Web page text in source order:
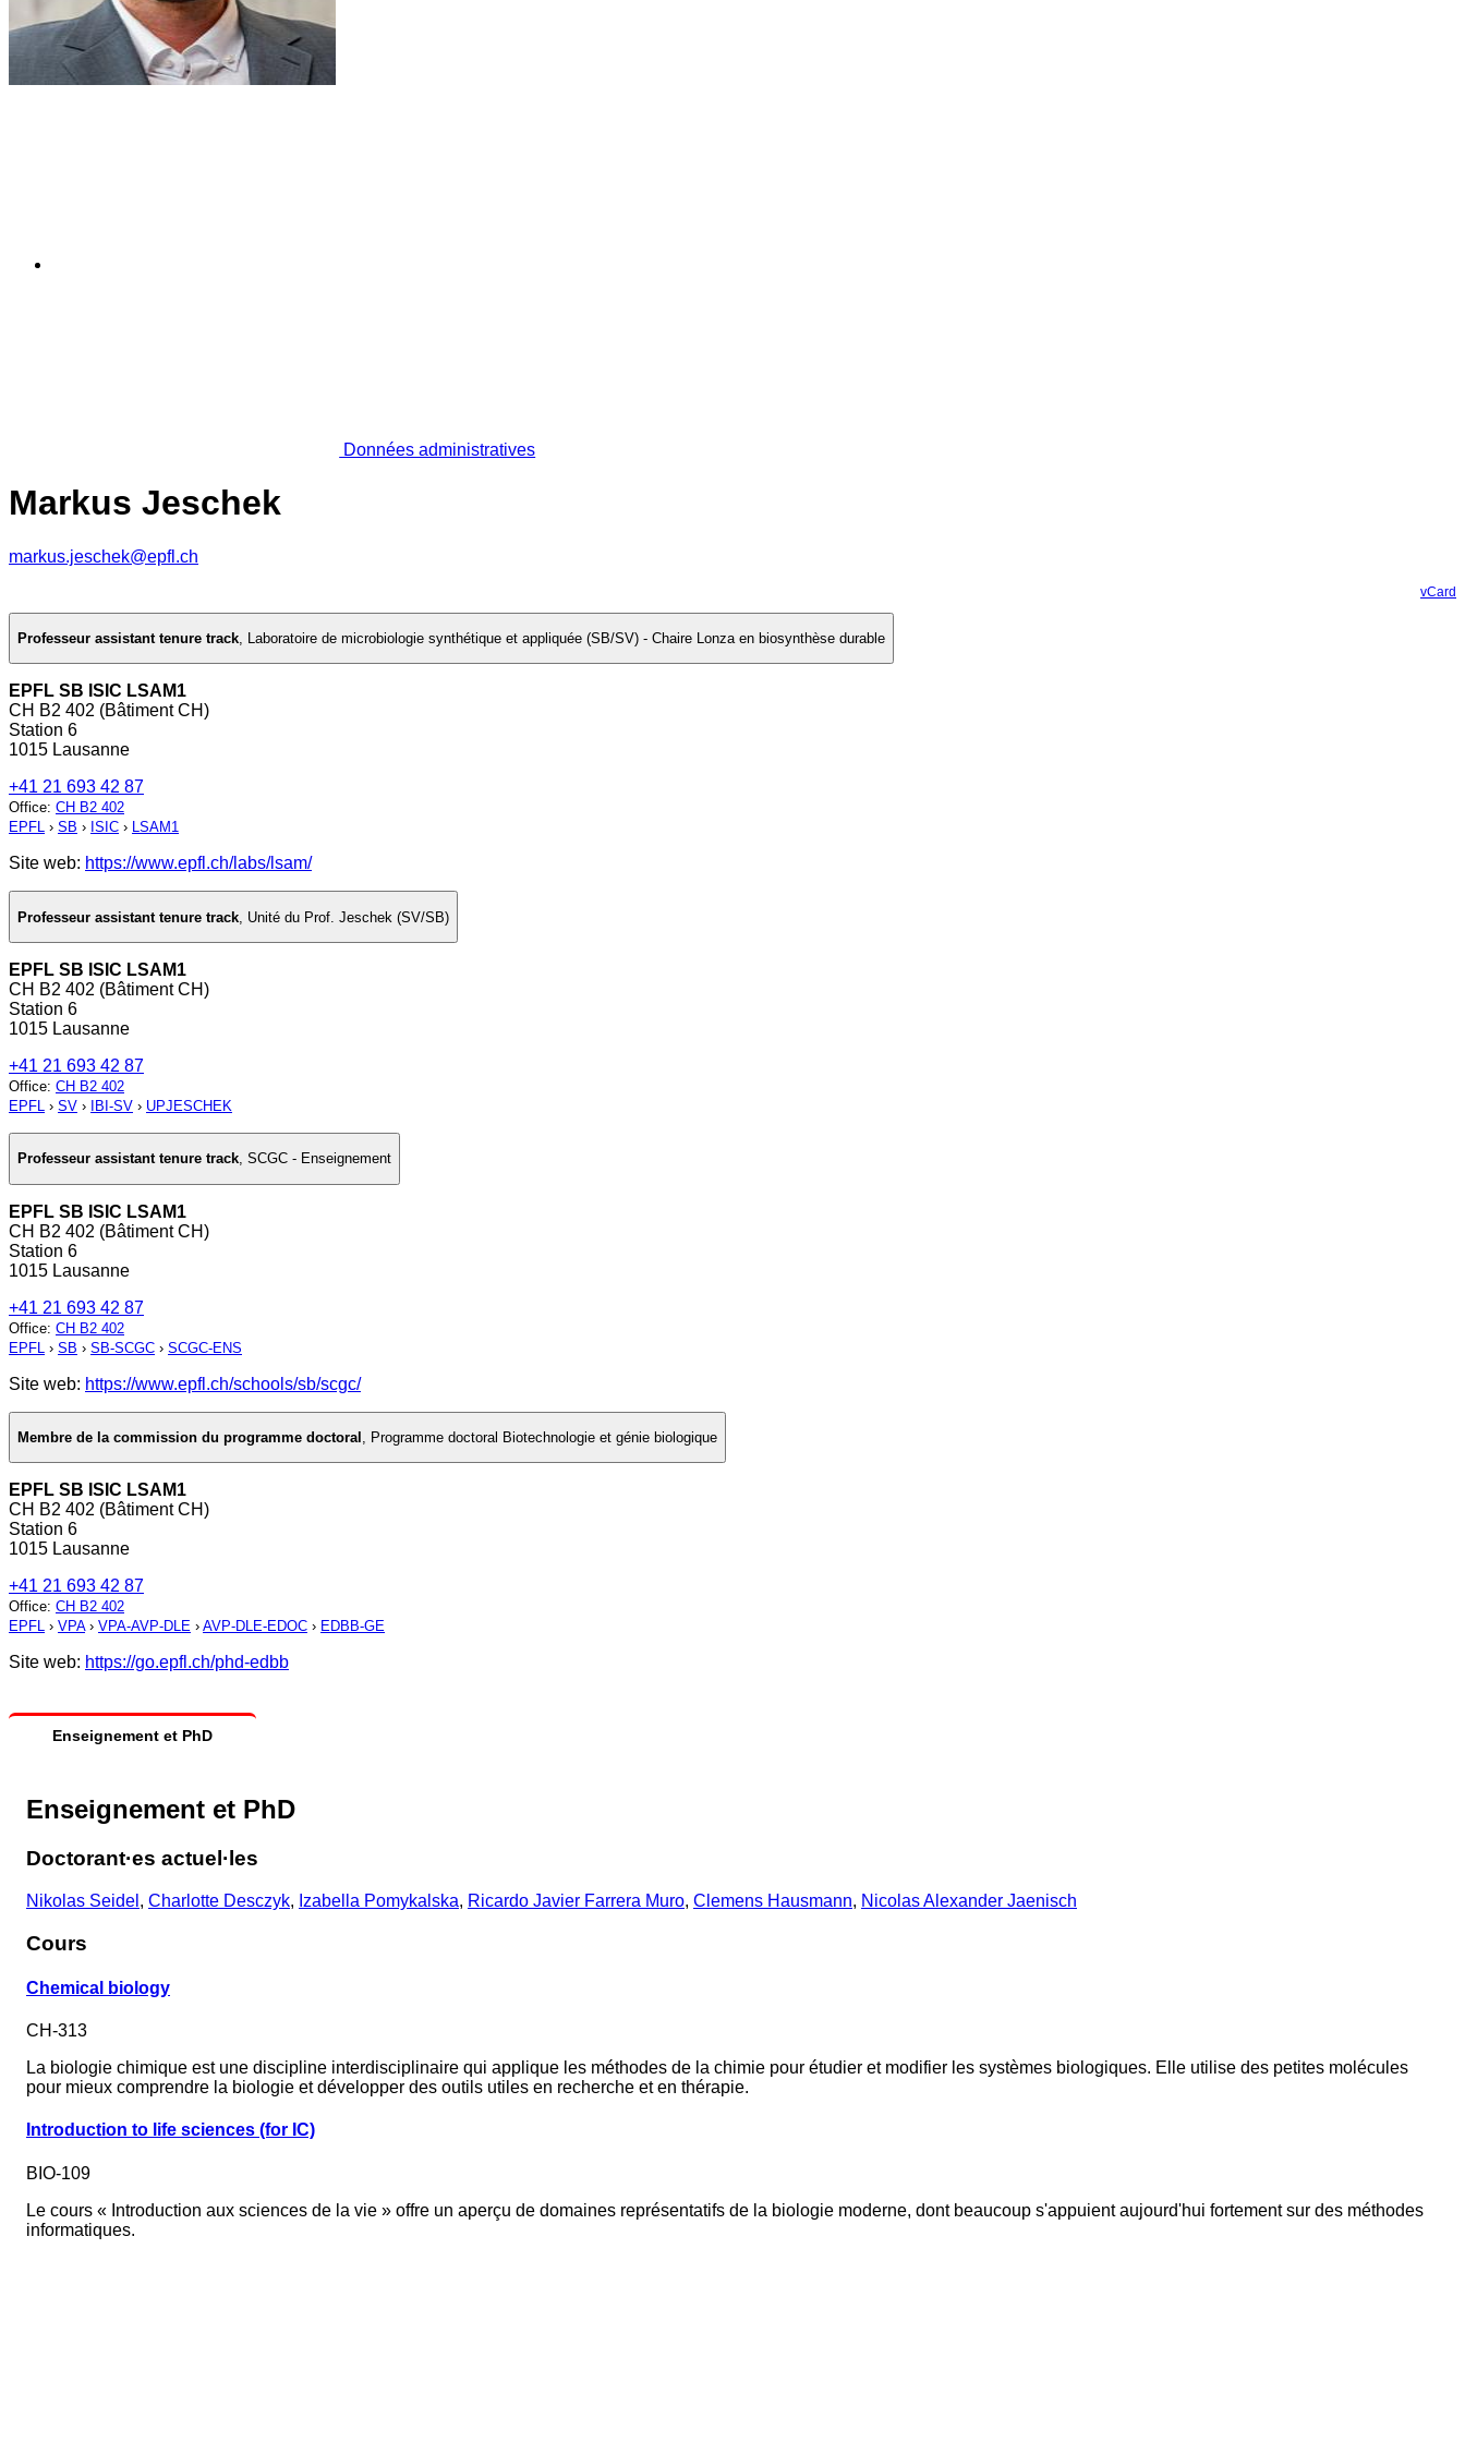
Données administratives
Markus Jeschek
markus.jeschek@epfl.ch
vCard
Professeur assistant tenure track, Laboratoire de microbiologie synthétique et appliquée (SB/SV) - Chaire Lonza en biosynthèse durable
EPFL SB ISIC LSAM1
CH B2 402 (Bâtiment CH)
Station 6
1015 Lausanne
+41 21 693 42 87
Office: CH B2 402
EPFL › SB › ISIC › LSAM1
Site web: https://www.epfl.ch/labs/lsam/
Professeur assistant tenure track Unité du Prof. Jeschek (SV/SB)
EPFL SB ISIC LSAM1
CH B2 402 (Bâtiment CH)
Station 6
1015 Lausanne
+41 21 693 42 87
Office: CH B2 402
EPFL › SV › IBI-SV › UPJESCHEK
Professeur assistant tenure track, SCGC - Enseignement
EPFL SB ISIC LSAM1
CH B2 402 (Bâtiment CH)
Station 6
1015 Lausanne
+41 21 693 42 87
Office: CH B2 402
EPFL › SB › SB-SCGC › SCGC-ENS
Site web: https://www.epfl.ch/schools/sb/scgc/
Membre de la commission du programme doctoral , Programme doctoral Biotechnologie et génie biologique
EPFL SB ISIC LSAM1
CH B2 402 (Bâtiment CH)
Station 6
1015 Lausanne
+41 21 693 42 87
Office: CH B2 402
EPFL › VPA› VPA-AVP-DLE › AVP-DLE-EDOC › EDBB-GE
Site web: https://go.epfl.ch/phd-edbb
Enseignement et PhD
Enseignement et PhD
Doctorant·es actuel·les
Nikolas Seidel , Charlotte Desczyk, Izabella Pomykalska, Ricardo Javier Farrera Muro, Clemens Hausmann, Nicolas Alexander Jaenisch
Cours
Chemical biology
CH-313
La biologie chimique est une discipline interdisciplinaire qui applique les méthodes de la chimie pour étudier et modifier les systèmes biologiques. Elle utilise des petites molécules
pour mieux comprendre la biologie et développer des outils utiles en recherche et en thérapie.
Introduction to life sciences (for IC)
BIO-109
Le cours « Introduction aux sciences de la vie » offre un aperçu de domaines représentatifs de la biologie moderne, dont beaucoup s'appuient aujourd'hui fortement sur des méthodes
informatiques.